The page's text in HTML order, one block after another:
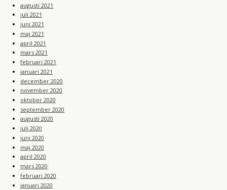
augusti 2021
juli 2021
juni 2021
maj 2021
april 2021
mars 2021
februari 2021
januari 2021
december 2020
november 2020
oktober 2020
september 2020
augusti 2020
juli 2020
juni 2020
maj 2020
april 2020
mars 2020
februari 2020
januari 2020